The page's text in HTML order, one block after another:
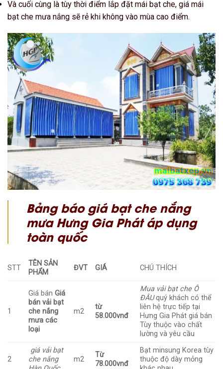
Và cuối cùng là tùy thời điểm lắp đặt mái bạt che, giá mái
bạt che mưa nắng sẽ rẻ khi không vào mùa cao điểm.
Bảng báo giá bạt che nắng
mưa Hưng Gia Phát áp dụng
toàn quốc
STT
TÊN SẢN
PHẨM
ĐVT GIÁ CHÚ THÍCH
1
Giá bánGiá
bán vải bạt
che nắng
mưa các
loại
m2
từ
58.000vnđ
Mua vải bạt che Ô
ĐÂUquý khách có thể
liên hệ trực tiếp tại
Hưng Gia Phát giá bán
Tùy thuộc vào chất
lường và yêu cầu
2
giá vải bạt
che nắng
m2
Từ
78.000vnđ
Bạt minsung Korea tùy
thuộc độ dày mỏng